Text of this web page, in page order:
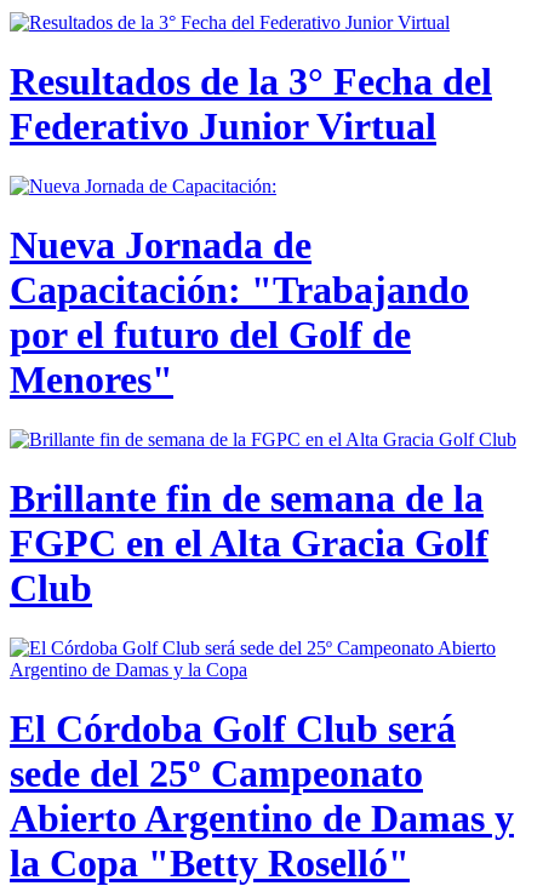
Resultados de la 3° Fecha del
Federativo Junior Virtual
Nueva Jornada de
Capacitación: "Trabajando
por el futuro del Golf de
Menores"
Brillante fin de semana de la
FGPC en el Alta Gracia Golf
Club
El Córdoba Golf Club será
sede del 25º Campeonato
Abierto Argentino de Damas y
la Copa "Betty Roselló"